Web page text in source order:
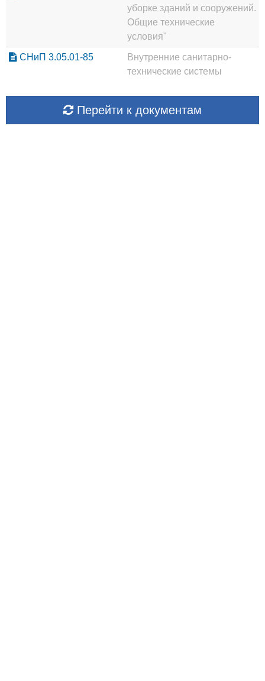
уборке зданий и сооружений.
Общие технические
условия"
СНиП 3.05.01-85
Внутренние санитарно-
технические системы
Перейти к документам